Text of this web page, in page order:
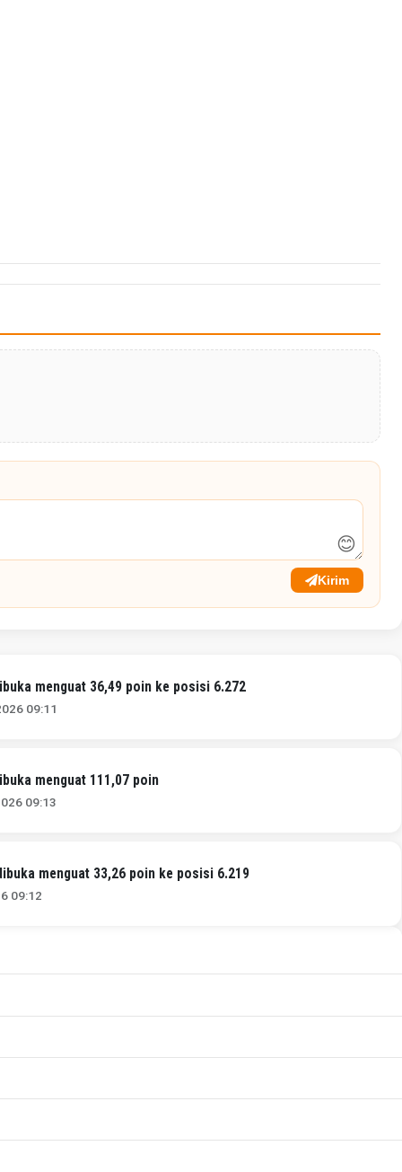
😊
Kirim
menguat 36,49 poin ke posisi 6.272
09:11
menguat 111,07 poin
09:13
menguat 33,26 poin ke posisi 6.219
09:12